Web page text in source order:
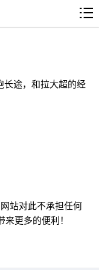
长途，和拉大超的经
站对此不承担任何
更多的便利！